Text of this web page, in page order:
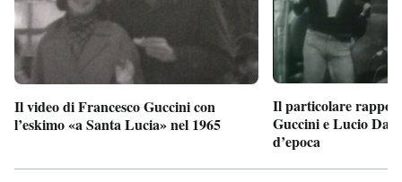
Il video di Francesco Guccini con
l’eskimo «a Santa Lucia» nel 1965
Il particolare
Guccini e Lucio
d’epoca